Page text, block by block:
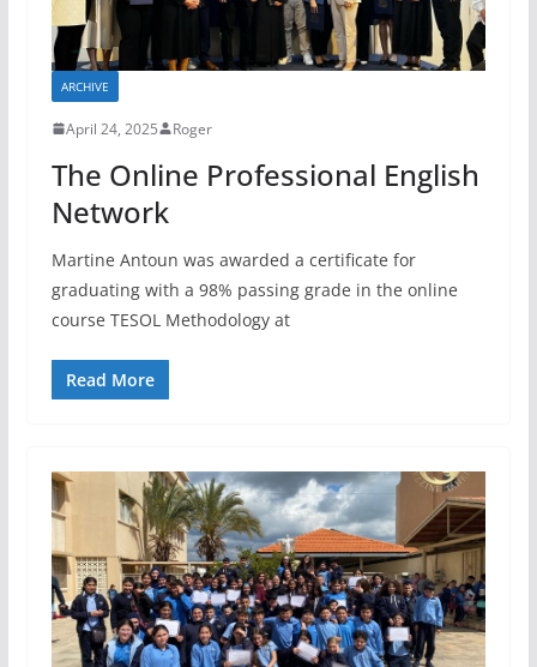
ARCHIVE
April 24, 2025 Roger
The Online Professional English
Network
Martine Antoun was awarded a certificate for
graduating with a 98% passing grade in the online
course TESOL Methodology at
Read More